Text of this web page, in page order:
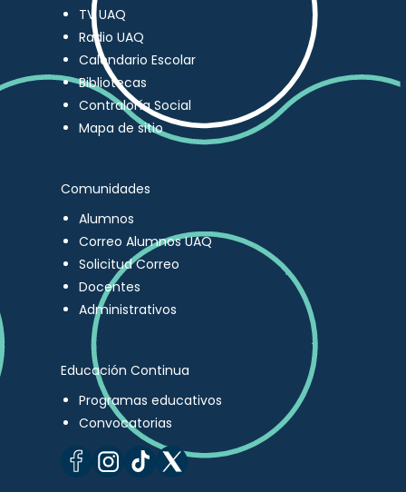
TV UAQ
Radio UAQ
Calendario Escolar
Bibliotecas
Contraloría Social
Mapa de sitio
Comunidades
Alumnos
Correo Alumnos UAQ
Solicitud Correo
Docentes
Administrativos
Educación Continua
Programas educativos
Convocatorias